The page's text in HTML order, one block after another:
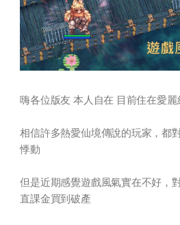
嗨各位版友 本人自在 目前住在愛麗
相信許多熱愛仙境傳說的玩家，都
悸動
但是近期感覺遊戲風氣實在不好，
直課金買到破產